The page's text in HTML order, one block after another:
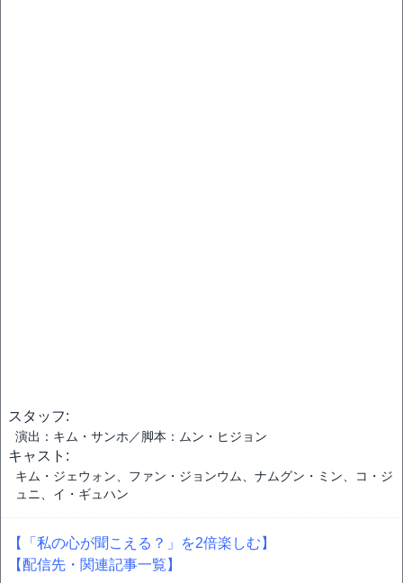
スタッフ:
演出：キム・サンホ／脚本：ムン・ヒジョン
キャスト:
キム・ジェウォン、ファン・ジョンウム、ナムグン・ミン、コ・ジ
ュニ、イ・ギュハン
【「私の心が聞こえる？」を2倍楽しむ】
【配信先・関連記事一覧】